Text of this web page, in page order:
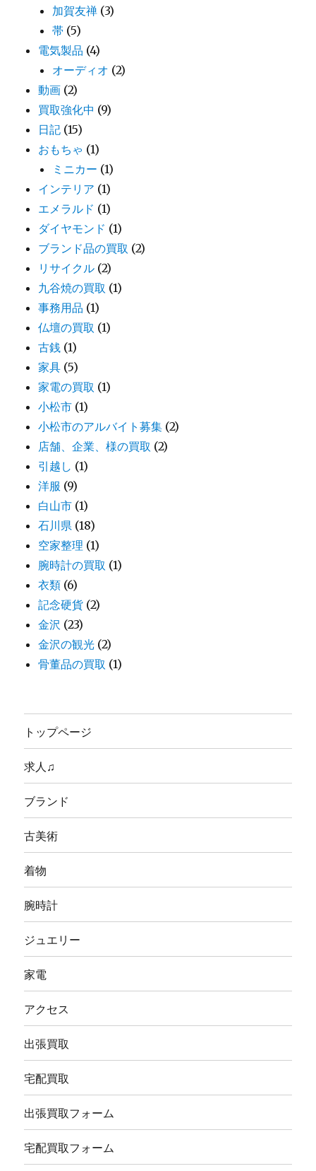
加賀友禅 (3)
帯 (5)
電気製品 (4)
オーディオ (2)
動画 (2)
買取強化中 (9)
日記 (15)
おもちゃ (1)
ミニカー (1)
インテリア (1)
エメラルド (1)
ダイヤモンド (1)
ブランド品の買取 (2)
リサイクル (2)
九谷焼の買取 (1)
事務用品 (1)
仏壇の買取 (1)
古銭 (1)
家具 (5)
家電の買取 (1)
小松市 (1)
小松市のアルバイト募集 (2)
店舗、企業、様の買取 (2)
引越し (1)
洋服 (9)
白山市 (1)
石川県 (18)
空家整理 (1)
腕時計の買取 (1)
衣類 (6)
記念硬貨 (2)
金沢 (23)
金沢の観光 (2)
骨董品の買取 (1)
トップページ
求人♫
ブランド
古美術
着物
腕時計
ジュエリー
家電
アクセス
出張買取
宅配買取
出張買取フォーム
宅配買取フォーム